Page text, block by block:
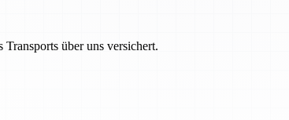
über uns versichert.